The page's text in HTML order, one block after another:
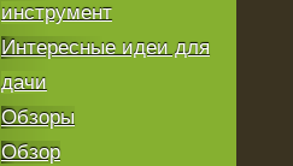
инструмент
Интересные идеи для
дачи
Обзоры
Обзор